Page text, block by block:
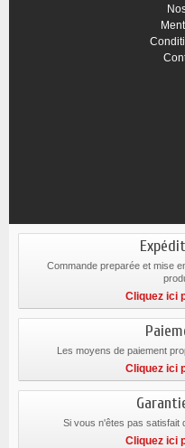
Commande preparée et mise
Cliquez ici
Les moyens de paiement
Cliquez ici
Si vous n'êtes pas satisfait
Cliquez ici